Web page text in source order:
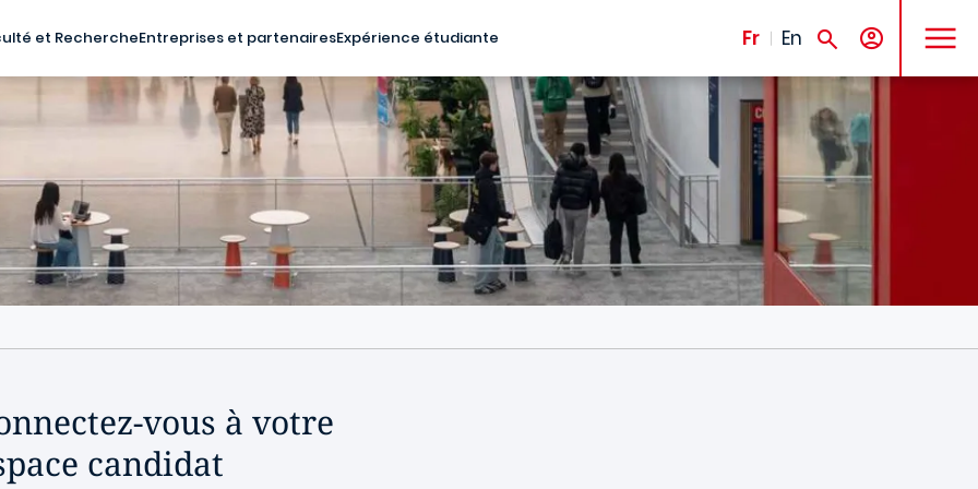
et RechercheEntreprises et partenairesExpérience étudiante Fr En
MENU
vous à votre
candidat